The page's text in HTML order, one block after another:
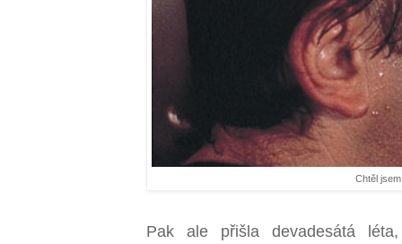
Chtěl
Pak ale přišla devadesátá